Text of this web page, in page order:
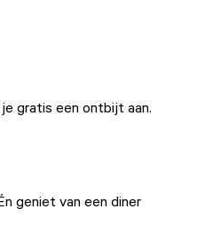
gratis een ontbijt aan.
geniet van een diner